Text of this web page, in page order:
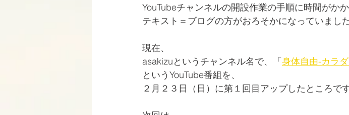
YouTubeチャンネルの開設作業の手順に時間がかか
テキスト＝ブログの方がおろそかになっていました
現在、
asakizuというチャンネル名で、「身体自由-カラ
というYouTube番組を、
２月２３日（日）に第１回目アップしたところです